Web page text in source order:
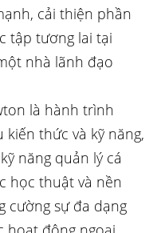
cải thiện phần
tập tương lai tại
nhà lãnh đạo
là hành trình
thức và kỹ năng,
năng quản lý cá
học thuật và nền
cường sự đa dạng